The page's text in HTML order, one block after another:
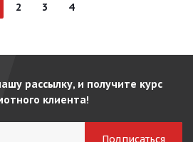
2 3 4
рассылку, и получите курс
клиента!